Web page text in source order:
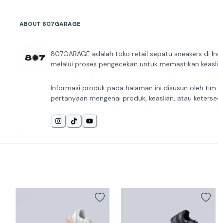
ABOUT 807GARAGE
807GARAGE adalah toko retail sepatu sneakers
melalui proses pengecekan untuk memastikan
Informasi produk pada halaman ini disusun oleh
pertanyaan mengenai produk, keaslian, atau